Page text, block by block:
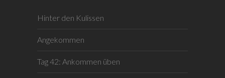
Hinter den Kulissen
Angekommen
Tag 42: Ankommen üben